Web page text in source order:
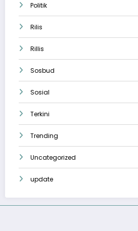
Politik
Rilis
Rillis
Sosbud
Sosial
Terkini
Trending
Uncategorized
update